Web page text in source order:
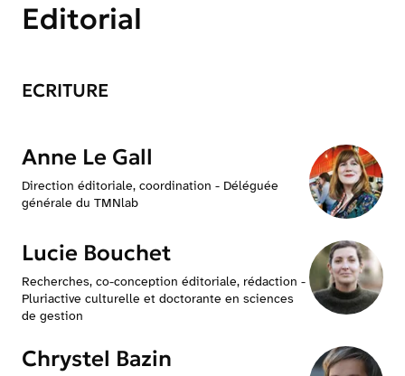
Editorial
ECRITURE
Anne Le Gall
Direction éditoriale, coordination - Déléguée
générale du TMNlab
Lucie Bouchet
Recherches, co-conception éditoriale, rédaction -
Pluriactive culturelle et doctorante en sciences
de gestion
Chrystel Bazin